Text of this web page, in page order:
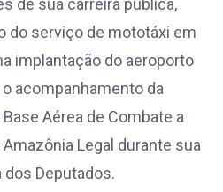
de sua carreira pública,
do serviço de mototáxi em
implantação do aeroporto
acompanhamento da
Aérea de Combate a
Legal durante sua
dos Deputados.